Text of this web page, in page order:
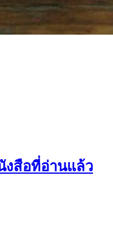
งสือที่อ่านแล้ว